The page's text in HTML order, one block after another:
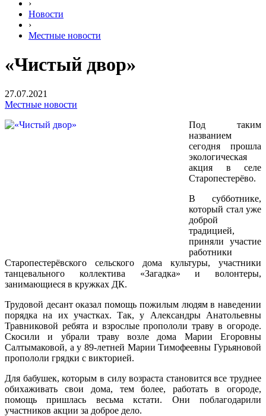
›
Новости
›
Местные новости
«Чистый двор»
27.07.2021
Местные новости
Под таким
названием
сегодня прошла
экологическая
акция в селе
Старопестерёво.
В субботнике,
который стал уже
доброй
традицией,
приняли участие
работники
Старопестерёвского сельского дома культуры, участники
танцевального коллектива «Загадка» и волонтеры,
занимающиеся в кружках ДК.
Трудовой десант оказал помощь пожилым людям в наведении
порядка на их участках. Так, у Александры Анатольевны
Травниковой ребята и взрослые пропололи траву в огороде.
Скосили и убрали траву возле дома Марии Егоровны
Салтымаковой, а у 89-летней Марии Тимофеевны Гурьяновой
пропололи грядки с викторией.
Для бабушек, которым в силу возраста становится все труднее
обихаживать свои дома, тем более, работать в огороде,
помощь пришлась весьма кстати. Они поблагодарили
участников акции за доброе дело.